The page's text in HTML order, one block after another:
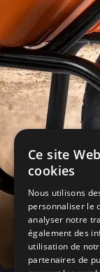
Ce site
cookies
Nous utilisons
personnaliser le
analyser notre
également des
utilisation de
partenaires de